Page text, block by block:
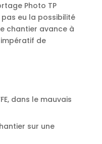
Photo TP
eu la possibilité
chantier avance à
de
dans le mauvais
sur une